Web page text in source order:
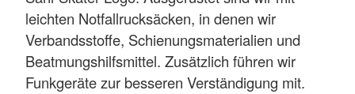
leichten Notfallrucksäcken, in denen wir
Verbandsstoffe, Schienungsmaterialien und
Beatmungshilfsmittel. Zusätzlich führen wir
Funkgeräte zur besseren Verständigung mit.